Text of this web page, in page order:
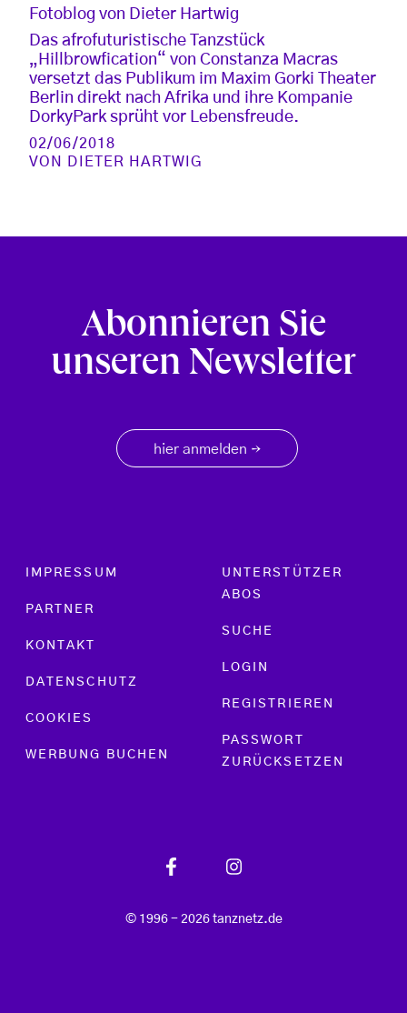
Fotoblog von Dieter Hartwig
Das afrofuturistische Tanzstück
„Hillbrowfication“ von Constanza Macras
versetzt das Publikum im Maxim Gorki Theater
Berlin direkt nach Afrika und ihre Kompanie
DorkyPark sprüht vor Lebensfreude.
02/06/2018
VON
DIETER HARTWIG
Abonnieren Sie
unseren Newsletter
hier anmelden →
Footer menu
IMPRESSUM
PARTNER
KONTAKT
DATENSCHUTZ
COOKIES
WERBUNG BUCHEN
UNTERSTÜTZER
ABOS
SUCHE
LOGIN
REGISTRIEREN
PASSWORT
ZURÜCKSETZEN
© 1996 - 2026 tanznetz.de